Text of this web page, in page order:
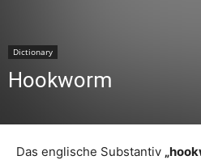
Dictionary
Hookworm
Das englische Substantiv